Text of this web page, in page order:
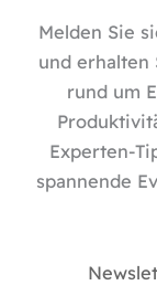
Melden Sie
und
rund um
Experten-
spannende